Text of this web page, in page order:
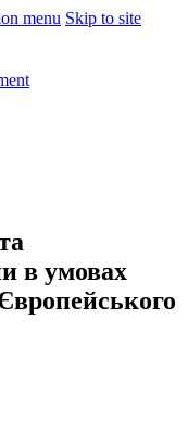
menu Skip to site
в умовах